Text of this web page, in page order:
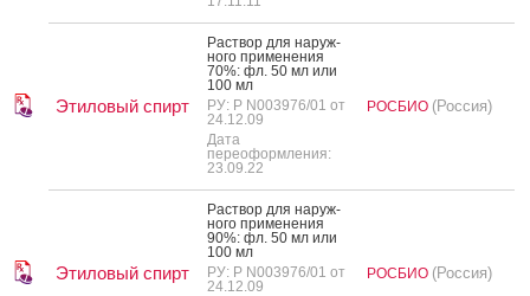
Этиловый спирт
Рас­твор для на­руж­
но­го при­мене­ния
70%: фл. 50 мл или
100 мл
РУ: Р N003976/01 от
24.12.09
Дата
переоформления:
23.09.22
РОСБИО (Россия)
Этиловый спирт
Рас­твор для на­руж­
но­го при­мене­ния
90%: фл. 50 мл или
100 мл
РУ: Р N003976/01 от
24.12.09
РОСБИО (Россия)